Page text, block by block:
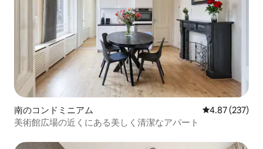
南のコンドミニアム レビュー237
4.87 (237)
美術館広場の近くにある美しく清潔なアパート